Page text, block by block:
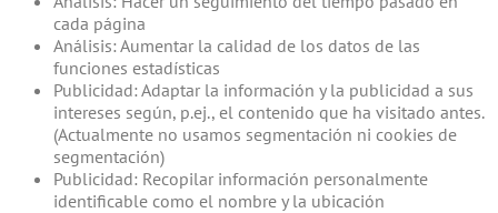
cada página
Análisis: Aumentar la calidad de los datos de las
funciones estadísticas
Publicidad: Adaptar la información y la publicidad a sus
intereses según, p.ej., el contenido que ha visitado antes.
(Actualmente no usamos segmentación ni cookies de
segmentación)
Publicidad: Recopilar información personalmente
identificable como el nombre y la ubicación